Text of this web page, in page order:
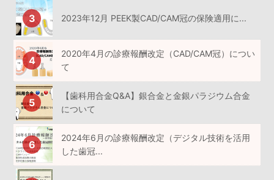
2023年12月 PEEK製CAD/CAM冠の保険適用に...
2020年4月の診療報酬改定（CAD/CAM冠）につい
て
【歯科用合金Q&A】銀合金と金銀パラジウム合金
について
2024年6月の診療報酬改定（デジタル技術を活用
した歯冠...